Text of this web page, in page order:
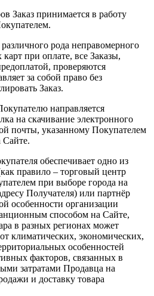
Заказ принимается в работу
рода неправомерного
при оплате, все Заказы,
проверяются
за собой право без
Заказ.
направляется
на скачивание электронного
почты, указанному Покупателем
Сайте.
обеспечивает одно из
правило – торговый центр
при выборе города на
Получателя) или партнёр
особенности организации
способом на Сайте,
в разных регионах может
климатических, экономических,
особенностей
факторов, связанных в
затратами Продавца на
и доставку товара